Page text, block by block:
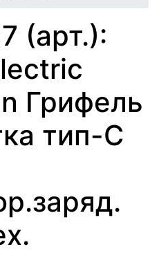
(арт.):
Грифель
тип-C